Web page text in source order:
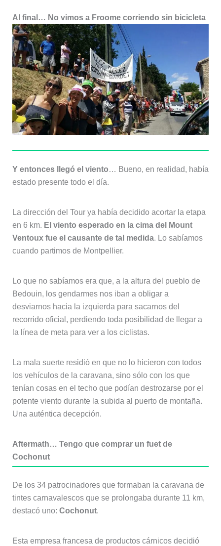
Al final… No vimos a Froome corriendo sin bicicleta
Y entonces llegó el viento… Bueno, en realidad, había
estado presente todo el día.
La dirección del Tour ya había decidido acortar la etapa
en 6 km. El viento esperado en la cima del Mount
Ventoux fue el causante de tal medida. Lo sabíamos
cuando partimos de Montpellier.
Lo que no sabíamos era que, a la altura del pueblo de
Bedouin, los gendarmes nos iban a obligar a
desviarnos hacia la izquierda para sacarnos del
recorrido oficial, perdiendo toda posibilidad de llegar a
la línea de meta para ver a los ciclistas.
La mala suerte residió en que no lo hicieron con todos
los vehículos de la caravana, sino sólo con los que
tenían cosas en el techo que podían destrozarse por el
potente viento durante la subida al puerto de montaña.
Una auténtica decepción.
Aftermath… Tengo que comprar un fuet de
Cochonut
De los 34 patrocinadores que formaban la caravana de
tintes carnavalescos que se prolongaba durante 11 km,
destacó uno: Cochonut.
Esta empresa francesa de productos cárnicos decidió